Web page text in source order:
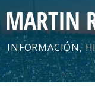
MARTIN
INFORMACIÓN,